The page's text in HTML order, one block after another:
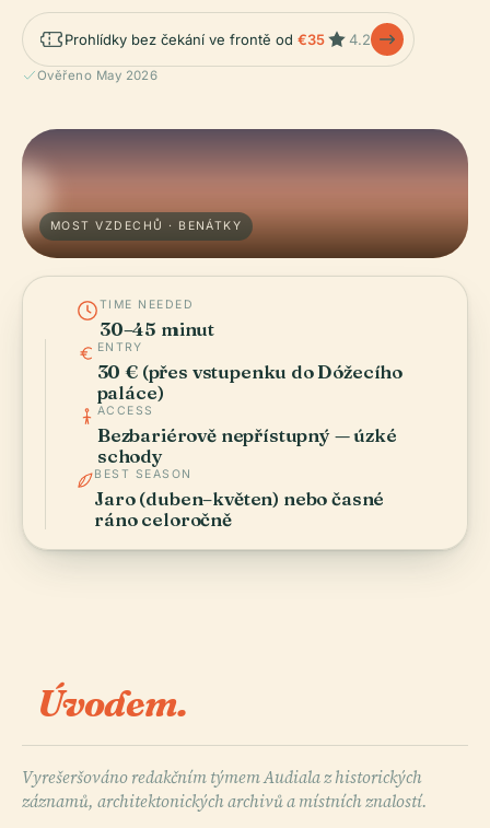
Prohlídky bez čekání ve frontě od €35 4.2
Ověřeno May 2026
MOST VZDECHŮ · BENÁTKY
TIME NEEDED
30–45 minut
ENTRY
30 € (přes vstupenku do Dóžecího
paláce)
ACCESS
Bezbariérově nepřístupný — úzké
schody
BEST SEASON
Jaro (duben–květen) nebo časné
ráno celoročně
Úvodem.
Vyrešeršováno redakčním týmem Audiala z historických
záznamů, architektonických archivů a místních znalostí.